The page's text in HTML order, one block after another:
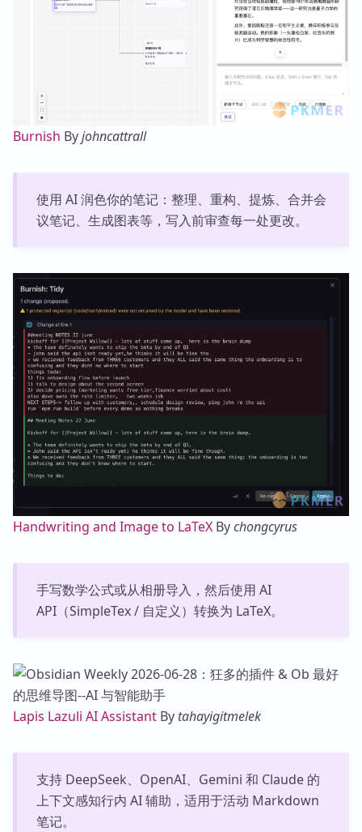
Burnish Byjohncattrall
使用 AI 润色你的笔记：整理、重构、提炼、合并会
议笔记、生成图表等，写入前审查每一处更改。
Handwriting and Image to LaTeX Bychongcyrus
手写数学公式或从相册导入，然后使用 AI
API（SimpleTex / 自定义）转换为 LaTeX。
Lapis Lazuli AI Assistant By tahayigitmelek
支持 DeepSeek、OpenAI、Gemini 和 Claude 的
上下文感知行内 AI 辅助，适用于活动 Markdown
笔记。